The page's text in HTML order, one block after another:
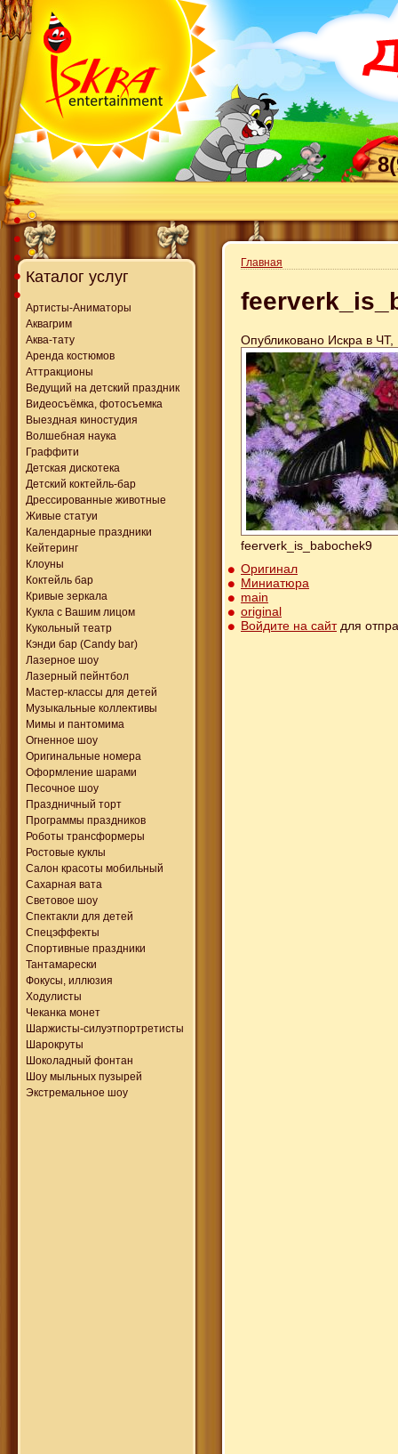
Каталог услуг
Артисты-Аниматоры
Аквагрим
Аква-тату
Аренда костюмов
Аттракционы
Ведущий на детский праздник
Видеосъёмка, фотосъемка
Выездная киностудия
Волшебная наука
Граффити
Детская дискотека
Детский коктейль-бар
Дрессированные животные
Живые статуи
Календарные праздники
Кейтеринг
Клоуны
Коктейль бар
Кривые зеркала
Кукла с Вашим лицом
Кукольный театр
Кэнди бар (Candy bar)
Лазерное шоу
Лазерный пейнтбол
Мастер-классы для детей
Музыкальные коллективы
Мимы и пантомима
Огненное шоу
Оригинальные номера
Оформление шарами
Песочное шоу
Праздничный торт
Программы праздников
Роботы трансформеры
Ростовые куклы
Салон красоты мобильный
Сахарная вата
Световое шоу
Спектакли для детей
Спецэффекты
Спортивные праздники
Тантамарески
Фокусы, иллюзия
Ходулисты
Чеканка монет
Шаржисты-силуэтпортретисты
Шарокруты
Шоколадный фонтан
Шоу мыльных пузырей
Экстремальное шоу
Главная
Опубликовано Искра в
feerverk_is_babochek9
Оригинал
Миниатюра
main
original
Войдите на сайтдля